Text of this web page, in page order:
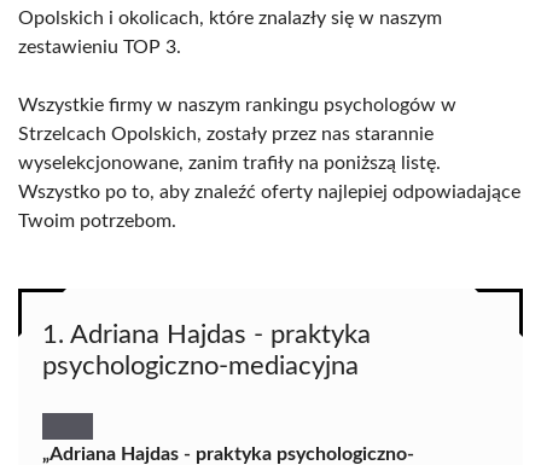
Opolskich i okolicach, które znalazły się w naszym
zestawieniu TOP 3.
Wszystkie firmy w naszym rankingu psychologów w
Strzelcach Opolskich, zostały przez nas starannie
wyselekcjonowane, zanim trafiły na poniższą listę.
Wszystko po to, aby znaleźć oferty najlepiej odpowiadające
Twoim potrzebom.
1. Adriana Hajdas - praktyka
psychologiczno-mediacyjna
„Adriana Hajdas - praktyka psychologiczno-